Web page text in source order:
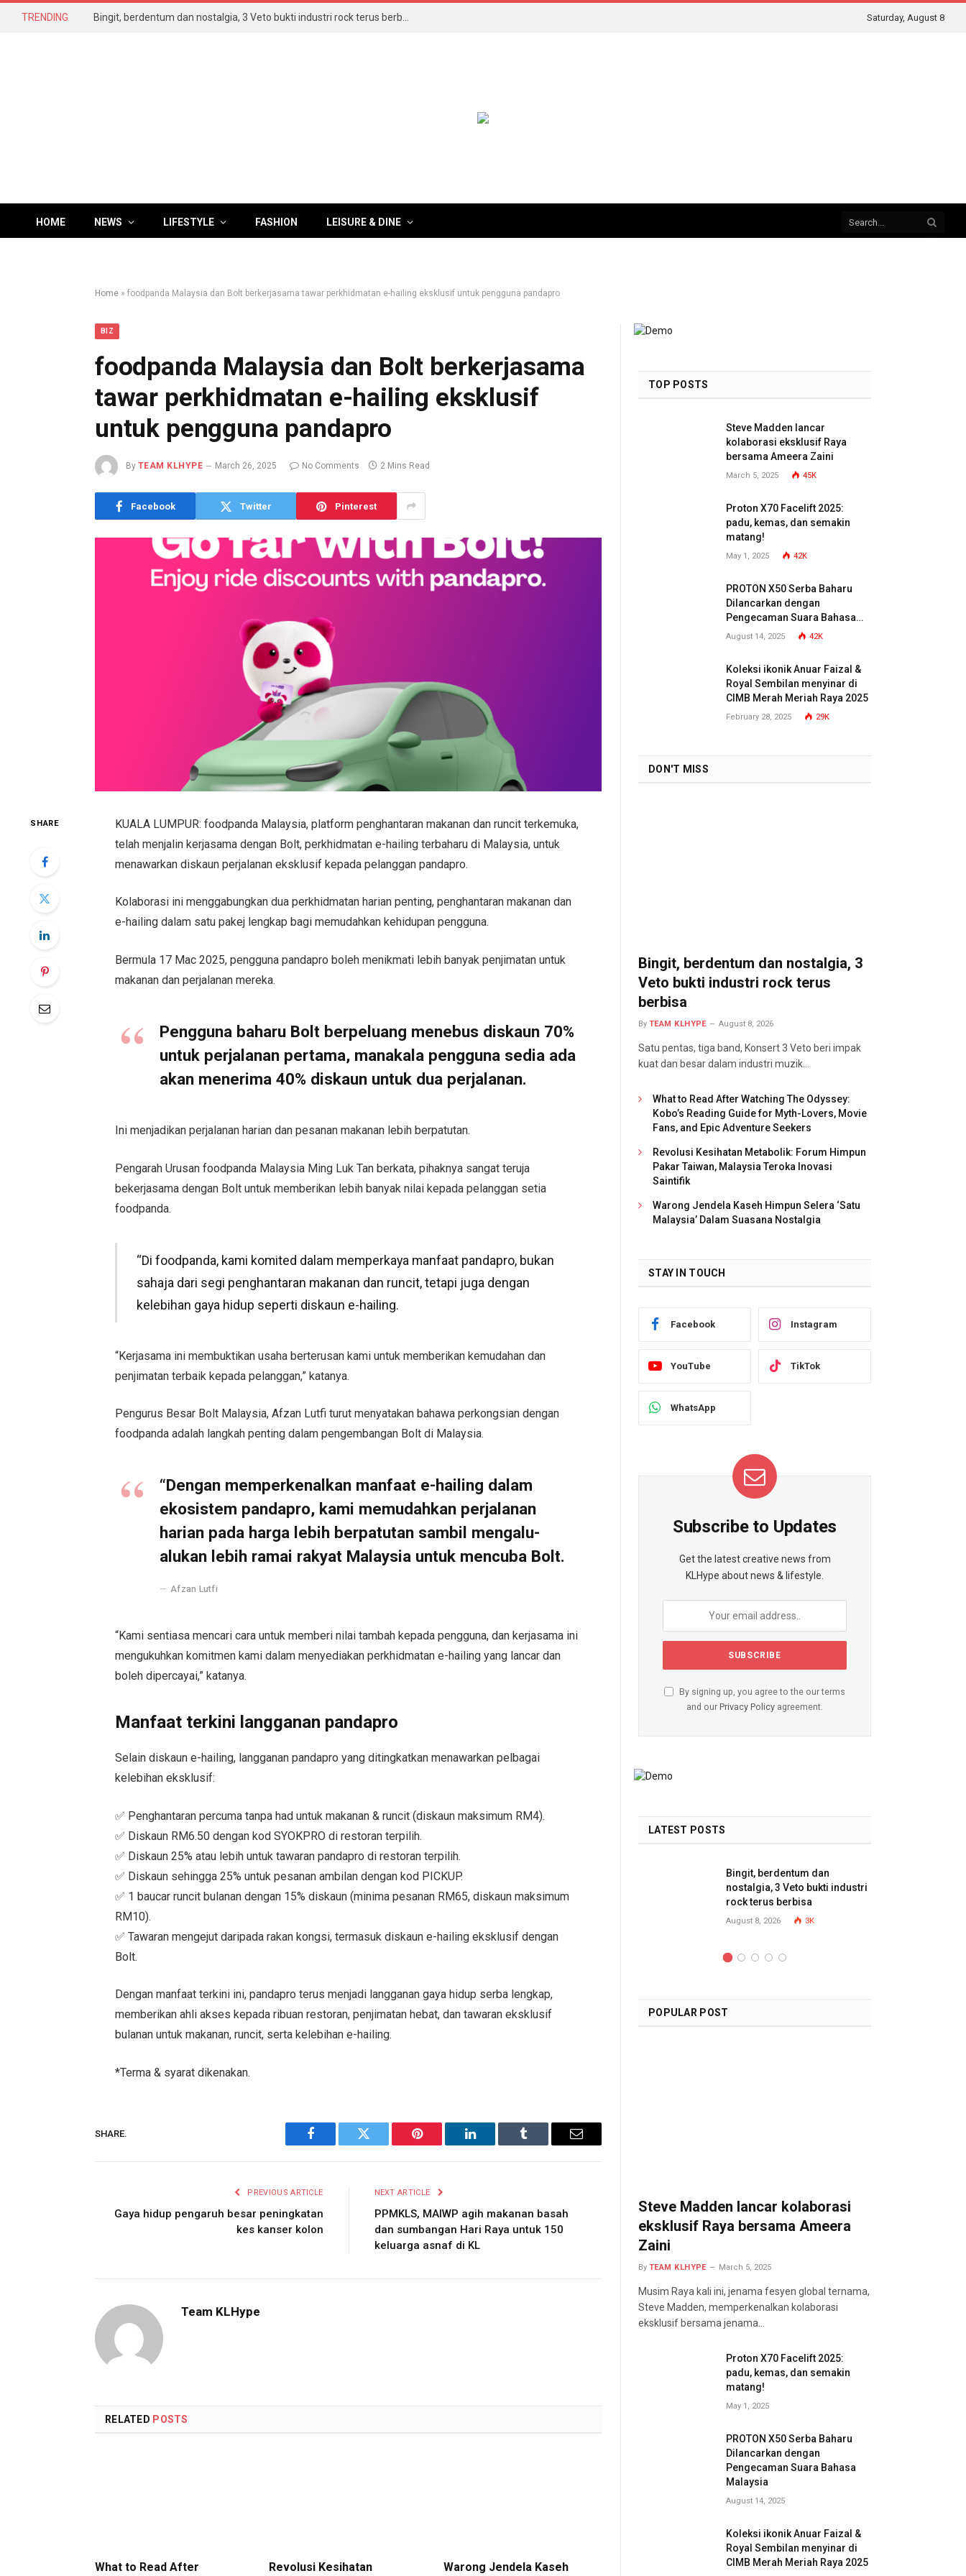
TRENDING Saturday, August 8
HOME NEWS LIFESTYLE FASHION LEISURE & DINE
Home » foodpanda Malaysia dan Bolt berkerjasama tawar perkhidmatan e-hailing eksklusif untuk pengguna pandapro
BIZ
foodpanda Malaysia dan Bolt berkerjasama
tawar perkhidmatan e-hailing eksklusif
untuk pengguna pandapro
By TEAM KLHYPE March 26, 2025 No Comments 2 Mins Read
Facebook Twitter Pinterest
SHARE
KUALA LUMPUR: foodpanda Malaysia, platform penghantaran makanan dan runcit terkemuka,
telah menjalin kerjasama dengan Bolt, perkhidmatan e-hailing terbaharu di Malaysia, untuk
menawarkan diskaun perjalanan eksklusif kepada pelanggan pandapro.
Kolaborasi ini menggabungkan dua perkhidmatan harian penting, penghantaran makanan dan
e-hailing dalam satu pakej lengkap bagi memudahkan kehidupan pengguna.
Bermula 17 Mac 2025, pengguna pandapro boleh menikmati lebih banyak penjimatan untuk
makanan dan perjalanan mereka.
Pengguna baharu Bolt berpeluang menebus diskaun 70%
untuk perjalanan pertama, manakala pengguna sedia ada
akan menerima 40% diskaun untuk dua perjalanan.
Ini menjadikan perjalanan harian dan pesanan makanan lebih berpatutan.
Pengarah Urusan foodpanda Malaysia Ming Luk Tan berkata, pihaknya sangat teruja
bekerjasama dengan Bolt untuk memberikan lebih banyak nilai kepada pelanggan setia
foodpanda.
“Di foodpanda, kami komited dalam memperkaya manfaat pandapro, bukan
sahaja dari segi penghantaran makanan dan runcit, tetapi juga dengan
kelebihan gaya hidup seperti diskaun e-hailing.
“Kerjasama ini membuktikan usaha berterusan kami untuk memberikan kemudahan dan
penjimatan terbaik kepada pelanggan,” katanya.
Pengurus Besar Bolt Malaysia, Afzan Lutfi turut menyatakan bahawa perkongsian dengan
foodpanda adalah langkah penting dalam pengembangan Bolt di Malaysia.
“Dengan memperkenalkan manfaat e-hailing dalam
ekosistem pandapro, kami memudahkan perjalanan
harian pada harga lebih berpatutan sambil mengalu-
alukan lebih ramai rakyat Malaysia untuk mencuba Bolt.
Afzan Lutfi
“Kami sentiasa mencari cara untuk memberi nilai tambah kepada pengguna, dan kerjasama ini
mengukuhkan komitmen kami dalam menyediakan perkhidmatan e-hailing yang lancar dan
boleh dipercayai,” katanya.
Manfaat terkini langganan pandapro
Selain diskaun e-hailing, langganan pandapro yang ditingkatkan menawarkan pelbagai
kelebihan eksklusif:
✅ Penghantaran percuma tanpa had untuk makanan & runcit (diskaun maksimum RM4).
✅ Diskaun RM6.50 dengan kod SYOKPRO di restoran terpilih.
✅ Diskaun 25% atau lebih untuk tawaran pandapro di restoran terpilih.
✅ Diskaun sehingga 25% untuk pesanan ambilan dengan kod PICKUP.
✅ 1 baucar runcit bulanan dengan 15% diskaun (minima pesanan RM65, diskaun maksimum
RM10).
✅ Tawaran mengejut daripada rakan kongsi, termasuk diskaun e-hailing eksklusif dengan
Bolt.
Dengan manfaat terkini ini, pandapro terus menjadi langganan gaya hidup serba lengkap,
memberikan ahli akses kepada ribuan restoran, penjimatan hebat, dan tawaran eksklusif
bulanan untuk makanan, runcit, serta kelebihan e-hailing.
*Terma & syarat dikenakan.
SHARE.
Facebook Twitter Pinterest LinkedIn Tumblr Email
PREVIOUS ARTICLE
Gaya hidup pengaruh besar peningkatan
kes kanser kolon
NEXT ARTICLE
PPMKLS, MAIWP agih makanan basah
dan sumbangan Hari Raya untuk 150
keluarga asnaf di KL
Team KLHype
RELATED POSTS
What to Read After
Revolusi Kesihatan
Warong Jendela Kaseh
TOP POSTS
Steve Madden lancar
kolaborasi eksklusif Raya
bersama Ameera Zaini
March 5, 2025 45K
Proton X70 Facelift 2025:
padu, kemas, dan semakin
matang!
May 1, 2025 42K
PROTON X50 Serba Baharu
Dilancarkan dengan
Pengecaman Suara Bahasa
Malaysia
August 14, 2025 42K
Koleksi ikonik Anuar Faizal &
Royal Sembilan menyinar di
CIMB Merah Meriah Raya 2025
February 28, 2025 29K
DON'T MISS
Bingit, berdentum dan nostalgia, 3
Veto bukti industri rock terus
berbisa
By TEAM KLHYPE August 8, 2026
Satu pentas, tiga band, Konsert 3 Veto beri impak
kuat dan besar dalam industri muzik…
What to Read After Watching The Odyssey:
Kobo’s Reading Guide for Myth-Lovers, Movie
Fans, and Epic Adventure Seekers
Revolusi Kesihatan Metabolik: Forum Himpun
Pakar Taiwan, Malaysia Teroka Inovasi
Saintifik
Warong Jendela Kaseh Himpun Selera ‘Satu
Malaysia’ Dalam Suasana Nostalgia
STAY IN TOUCH
Facebook Instagram
YouTube TikTok
WhatsApp
Subscribe to Updates
Get the latest creative news from
KLHype about news & lifestyle.
By signing up, you agree to the our terms
and our Privacy Policy agreement.
LATEST POSTS
Penyertaan Lengkap
August 3, 2026 2K
Bingit, berdentum dan
nostalgia, 3 Veto bukti industri
rock terus berbisa
August 8, 2026 3K
POPULAR POST
Steve Madden lancar kolaborasi
eksklusif Raya bersama Ameera
Zaini
By TEAM KLHYPE March 5, 2025
Musim Raya kali ini, jenama fesyen global ternama,
Steve Madden, memperkenalkan kolaborasi
eksklusif bersama jenama…
Proton X70 Facelift 2025:
padu, kemas, dan semakin
matang!
May 1, 2025
PROTON X50 Serba Baharu
Dilancarkan dengan
Pengecaman Suara Bahasa
Malaysia
August 14, 2025
Koleksi ikonik Anuar Faizal &
Royal Sembilan menyinar di
CIMB Merah Meriah Raya 2025